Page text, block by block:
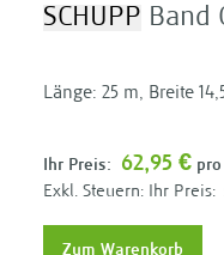
SCHUPP Band
Länge: 25 m, Breite
Ihr Preis: 62,95 €
Ihr Preis:
Zum Warenkorb